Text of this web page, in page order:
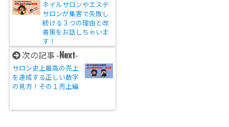
ネイルサロンやエステ
サロンが集客で失敗し
続ける３つの理由と改
善策をお話しちゃいま
す！
次の記事 - Next-
サロン史上最高の売上
を達成する正しい数字
の見方！その１売上編